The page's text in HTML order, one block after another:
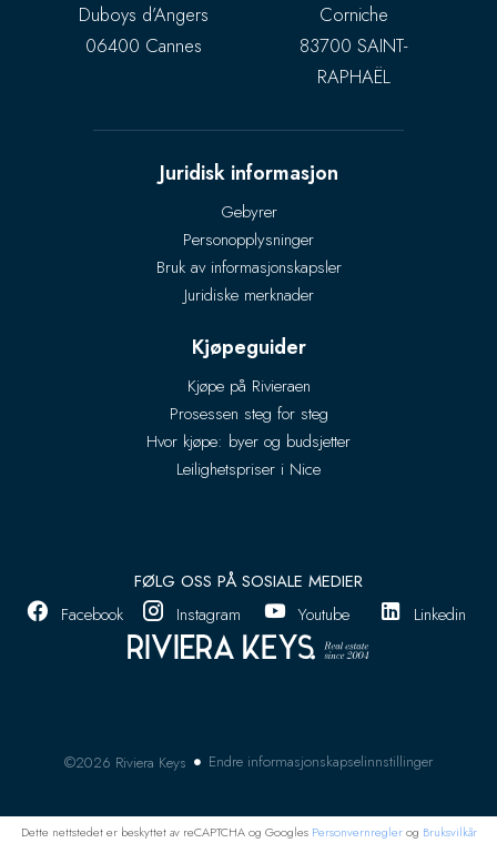
Duboys d’Angers
06400 Cannes
Corniche
83700 SAINT-
RAPHAËL
Juridisk informasjon
Gebyrer
Personopplysninger
Bruk av informasjonskapsler
Juridiske merknader
Kjøpeguider
Kjøpe på Rivieraen
Prosessen steg for steg
Hvor kjøpe: byer og budsjetter
Leilighetspriser i Nice
FØLG OSS PÅ SOSIALE MEDIER
Facebook
Instagram Youtube Linkedin
©2026 Riviera Keys Endre informasjonskapselinnstillinger
Dette nettstedet er beskyttet av reCAPTCHA og Googles Personvernreglerog Bruksvilkår